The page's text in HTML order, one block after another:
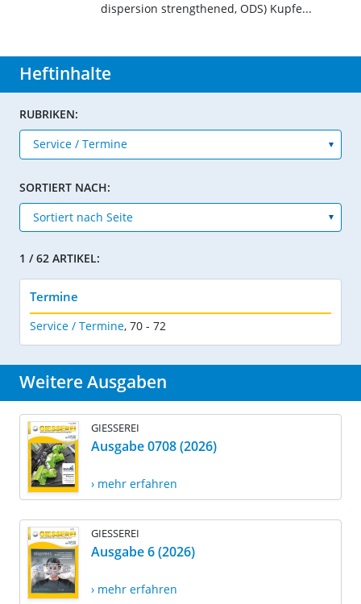
dispersion strengthened, ODS) Kupfe...
Heftinhalte
RUBRIKEN:
SORTIERT NACH:
1 / 62 ARTIKEL:
Termine
Service / Termine, 70 - 72
Weitere Ausgaben
GIESSEREI
Ausgabe 0708 (2026)
› mehr erfahren
GIESSEREI
Ausgabe 6 (2026)
› mehr erfahren